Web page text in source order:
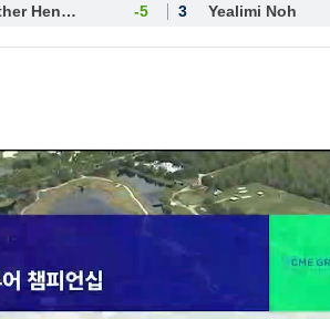
Esther Henseleit -5 3 Yealimi Noh